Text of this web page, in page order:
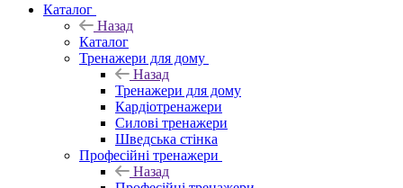
Каталог
Назад
Каталог
Тренажери для дому
Назад
Тренажери для дому
Кардіотренажери
Силові тренажери
Шведська стінка
Професійні тренажери
Назад